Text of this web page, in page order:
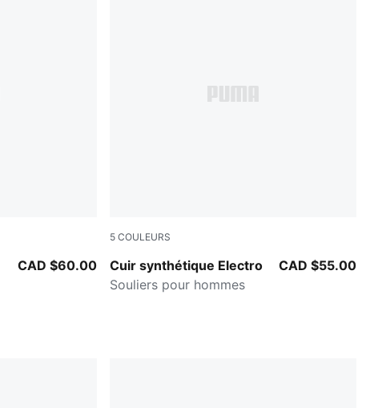
CAD $60.00
5 COULEURS
Cuir synthétique Electro
PUMA White-PUMA Black-For All Time Red
Souliers pour hommes
CAD $55.00